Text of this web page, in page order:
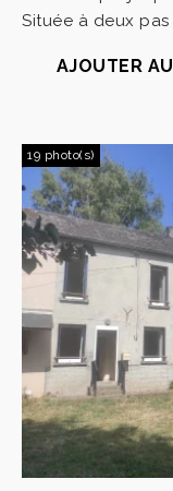
Située à deux
AJOUTER
19 photo(s)